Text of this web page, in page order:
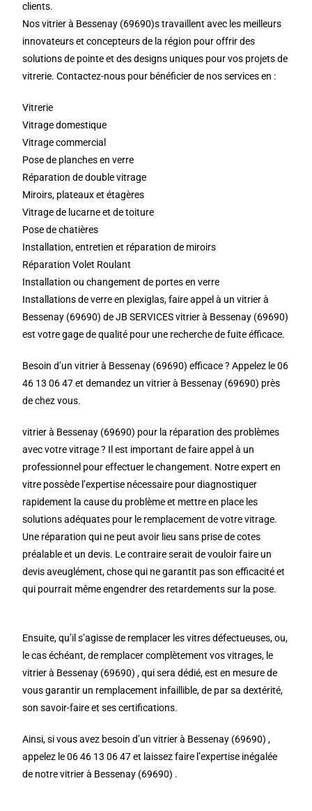
clients.
Nos vitrier à Bessenay (69690)s travaillent avec les meilleurs
innovateurs et concepteurs de la région pour offrir des
solutions de pointe et des designs uniques pour vos projets de
vitrerie. Contactez-nous pour bénéficier de nos services en :
Vitrerie
Vitrage domestique
Vitrage commercial
Pose de planches en verre
Réparation de double vitrage
Miroirs, plateaux et étagères
Vitrage de lucarne et de toiture
Pose de chatières
Installation, entretien et réparation de miroirs
Réparation Volet Roulant
Installation ou changement de portes en verre
Installations de verre en plexiglas, faire appel à un vitrier à
Bessenay (69690) de JB SERVICES vitrier à Bessenay (69690)
est votre gage de qualité pour une recherche de fuite éfficace.
Besoin d’un vitrier à Bessenay (69690) efficace ? Appelez le 06
46 13 06 47 et demandez un vitrier à Bessenay (69690) près
de chez vous.
vitrier à Bessenay (69690) pour la réparation des problèmes
avec votre vitrage ? Il est important de faire appel à un
professionnel pour effectuer le changement. Notre expert en
vitre possède l’expertise nécessaire pour diagnostiquer
rapidement la cause du problème et mettre en place les
solutions adéquates pour le remplacement de votre vitrage.
Une réparation qui ne peut avoir lieu sans prise de cotes
préalable et un devis. Le contraire serait de vouloir faire un
devis aveuglément, chose qui ne garantit pas son efficacité et
qui pourrait même engendrer des retardements sur la pose.
Ensuite, qu’il s’agisse de remplacer les vitres défectueuses, ou,
le cas échéant, de remplacer complètement vos vitrages, le
vitrier à Bessenay (69690) , qui sera dédié, est en mesure de
vous garantir un remplacement infaillible, de par sa dextérité,
son savoir-faire et ses certifications.
Ainsi, si vous avez besoin d’un vitrier à Bessenay (69690) ,
appelez le 06 46 13 06 47 et laissez faire l’expertise inégalée
de notre vitrier à Bessenay (69690) .